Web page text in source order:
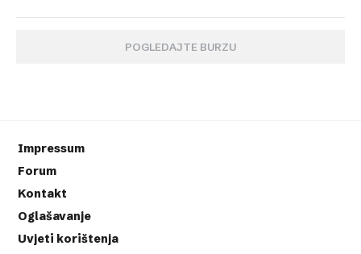
POGLEDAJTE BURZU
Impressum
Forum
Kontakt
Oglašavanje
Uvjeti korištenja